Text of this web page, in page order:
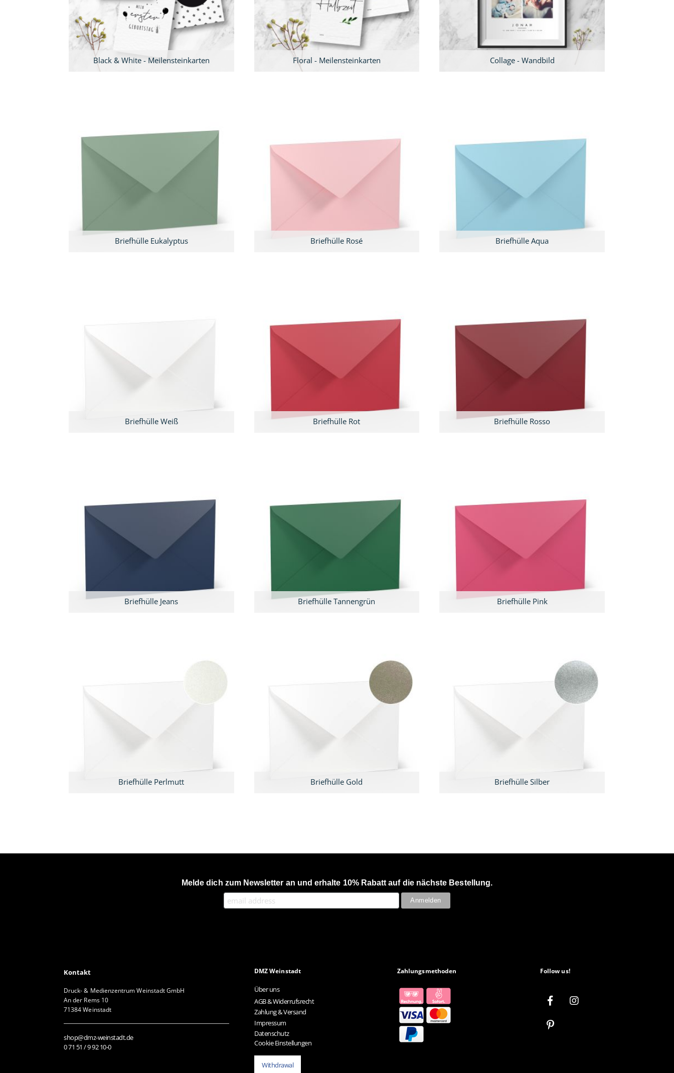
Black & White - Meilensteinkarten Floral - Meilensteinkarten Collage - Wandbild
Briefhülle Eukalyptus Briefhülle Rosé Briefhülle Aqua
Briefhülle Weiß Briefhülle Rot Briefhülle Rosso
Briefhülle Jeans Briefhülle Tannengrün Briefhülle Pink
Briefhülle Perlmutt Briefhülle Gold Briefhülle Silber
Melde dich zum Newsletter an und erhalte 10% Rabatt auf die nächste Bestellung.
Kontakt
Druck- & Medienzentrum Weinstadt GmbH
An der Rems 10
71384 Weinstadt
shop@dmz-weinstadt.de
0 71 51 / 9 92 10-0
DMZ Weinstadt
Über uns
AGB & Widerrufsrecht
Zahlung & Versand
Impressum
Datenschutz
Cookie Einstellungen
Withdrawal
Zahlungsmethoden Follow us!